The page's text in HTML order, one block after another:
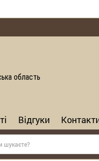
область
Відгуки